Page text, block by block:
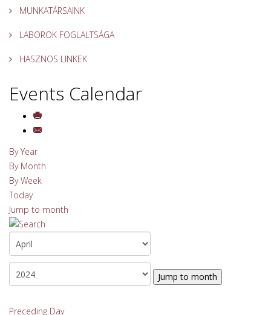
MUNKATÁRSAINK
LABOROK FOGLALTSÁGA
HASZNOS LINKEK
Events Calendar
By Year
By Month
By Week
Today
Jump to month
Jump to month
Preceding Day